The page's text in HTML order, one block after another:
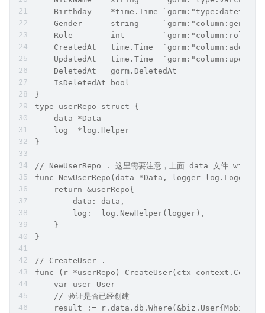
Birthday    *time.Time `gorm:"type:datetime
Gender      string
Role        int
CreatedAt   time.Time
UpdatedAt   time.Time
    DeletedAt   gorm.DeletedAt
    IsDeletedAt bool
}
type userRepo struct {
    data *Data
    log  *log.Helper
}
// NewUserRepo . 这里需要注意，上面 data 文件 wire 注入
func NewUserRepo(data *Data, logger log.Logger)
    return &userRepo{
        data: data,
        log:  log.NewHelper(logger),
    }
}
// CreateUser .
func (r *userRepo) CreateUser(ctx
    var user User
    // 验证是否已经创建
result := r.data.db.Where(&biz.User{Mobile: